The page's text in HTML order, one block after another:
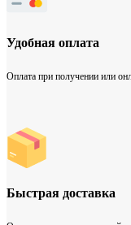
Удобная оплата
Оплата при получении или
Быстрая доставка